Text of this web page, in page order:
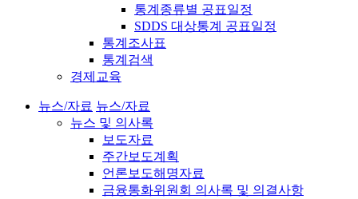
통계종류별 공표일정
SDDS 대상통계 공표일정
통계조사표
통계검색
경제교육
뉴스/자료 뉴스/자료
뉴스 및 의사록
보도자료
주간보도계획
언론보도해명자료
금융통화위원회 의사록 및 의결사항